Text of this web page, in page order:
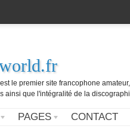
le premier site francophone
ainsi que l'intégralité de la
PAGES CONTACT